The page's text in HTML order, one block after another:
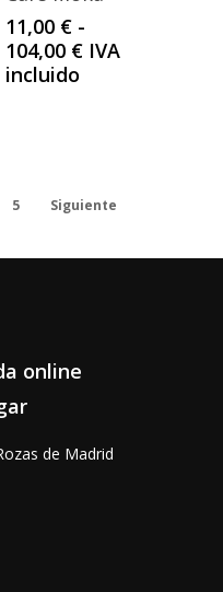
11,00 € -
104,00 €Rango
104,00 €
IVA
incluido
5 Siguiente
de Madrid